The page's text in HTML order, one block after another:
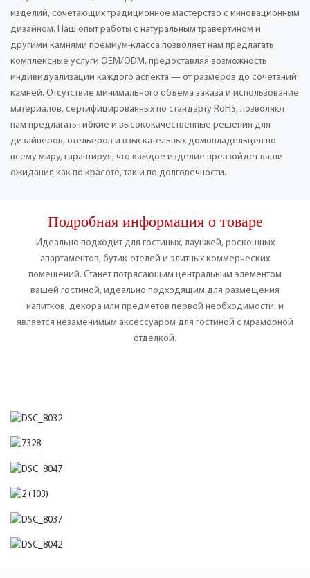
изделий, сочетающих традиционное мастерство с инновационным
дизайном. Наш опыт работы с натуральным травертином и
другими камнями премиум-класса позволяет нам предлагать
комплексные услуги OEM/ODM, предоставляя возможность
индивидуализации каждого аспекта — от размеров до сочетаний
камней. Отсутствие минимального объема заказа и использование
материалов, сертифицированных по стандарту RoHS, позволяют
нам предлагать гибкие и высококачественные решения для
дизайнеров, отельеров и взыскательных домовладельцев по
всему миру, гарантируя, что каждое изделие превзойдет ваши
ожидания как по красоте, так и по долговечности.
Подробная информация о товаре
Идеально подходит для гостиных, лаунжей, роскошных
апартаментов, бутик-отелей и элитных коммерческих
помещений. Станет потрясающим центральным элементом
вашей гостиной, идеально подходящим для размещения
напитков, декора или предметов первой необходимости, и
является незаменимым аксессуаром для гостиной с мраморной
отделкой.